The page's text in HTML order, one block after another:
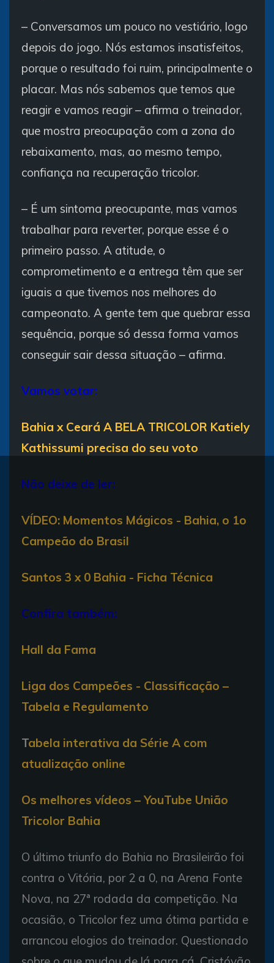
– Conversamos um pouco no vestiário, logo
depois do jogo. Nós estamos insatisfeitos,
porque o resultado foi ruim, principalmente o
placar. Mas nós sabemos que temos que
reagir e vamos reagir – afirma o treinador,
que mostra preocupação com a zona do
rebaixamento, mas, ao mesmo tempo,
confiança na recuperação tricolor.
– É um sintoma preocupante, mas vamos
trabalhar para reverter, porque esse é o
primeiro passo. A atitude, o
comprometimento e a entrega têm que ser
iguais a que tivemos nos melhores do
campeonato. A gente tem que quebrar essa
sequência, porque só dessa forma vamos
conseguir sair dessa situação – afirma.
Vamos votar:
Bahia x Ceará A BELA TRICOLOR Katiely
Kathissumi precisa do seu voto
Não deixe de ler:
VÍDEO: Momentos Mágicos - Bahia, o 1o
Campeão do Brasil
Santos 3 x 0 Bahia - Ficha Técnica
Confira também:
Hall da Fama
Liga dos Campeões - Classificação –
Tabela e Regulamento
Tabela interativa da Série A com
atualização online
Os melhores vídeos – YouTube União
Tricolor Bahia
O último triunfo do Bahia no Brasileirão foi
contra o Vitória, por 2 a 0, na Arena Fonte
Nova, na 27ª rodada da competição. Na
ocasião, o Tricolor fez uma ótima partida e
arrancou elogios do treinador. Questionado